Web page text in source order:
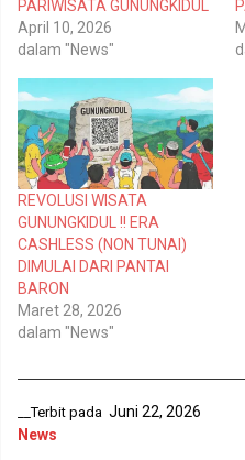
t
t
e
r
(
M
e
m
b
u
k
a
d
i
j
e
n
d
e
l
a
y
a
n
a
u
)
c
o
k
M
e
m
b
u
k
a
d
j
e
n
d
l
a
y
g
a
r
PARIWISATA GUNUNGKIDUL
April 10, 2026
dalam "News"
REVOLUSI WISATA
GUNUNGKIDUL !! ERA
CASHLESS (NON TUNAI)
DIMULAI DARI PANTAI
BARON
Maret 28, 2026
dalam "News"
__Terbit pada Juni 22, 2026
News